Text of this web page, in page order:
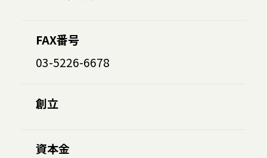
FAX番号
03-5226-6678
創立
資本金